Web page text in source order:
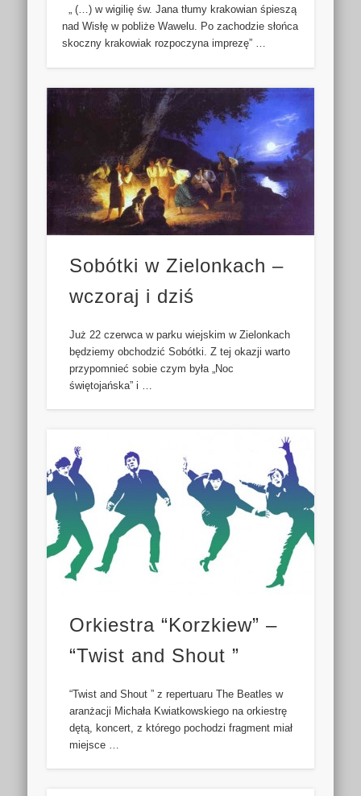
„ (…) w wigilię św. Jana tłumy krakowian śpieszą
nad Wisłę w pobliże Wawelu. Po zachodzie słońca
skoczny krakowiak rozpoczyna imprezę” …
Sobótki w Zielonkach –
wczoraj i dziś
Już 22 czerwca w parku wiejskim w Zielonkach
będziemy obchodzić Sobótki. Z tej okazji warto
przypomnieć sobie czym była „Noc
świętojańska” i …
Orkiestra “Korzkiew” –
“Twist and Shout ”
“Twist and Shout ” z repertuaru The Beatles w
aranżacji Michała Kwiatkowskiego na orkiestrę
dętą, koncert, z którego pochodzi fragment miał
miejsce …